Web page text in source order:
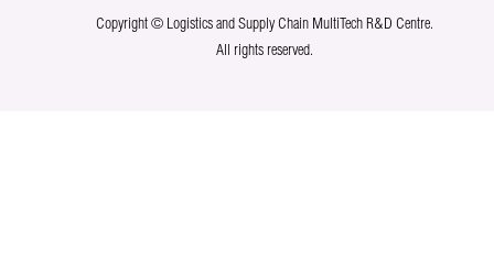
Copyright © Logistics and Supply Chain MultiTech R&D Centre.
All rights reserved.